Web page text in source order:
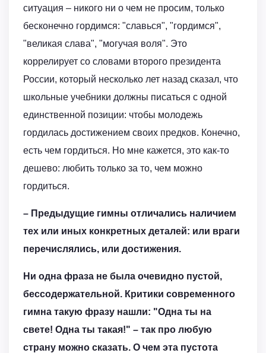
ситуация – никого ни о чем не просим, только
бесконечно гордимся: "славься", "гордимся",
"великая слава", "могучая воля". Это
коррелирует со словами второго президента
России, который несколько лет назад сказал, что
школьные учебники должны писаться с одной
единственной позиции: чтобы молодежь
гордилась достижением своих предков. Конечно,
есть чем гордиться. Но мне кажется, это как-то
дешево: любить только за то, чем можно
гордиться.
– Предыдущие гимны отличались наличием
тех или иных конкретных деталей: или враги
перечислялись, или достижения.
Ни одна фраза не была очевидно пустой,
бессодержательной. Критики современного
гимна такую фразу нашли: "Одна ты на
свете! Одна ты такая!" – так про любую
страну можно сказать. О чем эта пустота